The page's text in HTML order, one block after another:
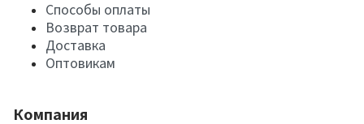
Способы оплаты
Возврат товара
Доставка
Оптовикам
Компания